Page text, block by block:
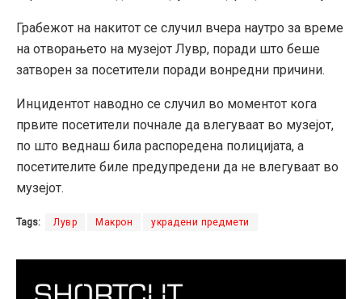
Грабежот на накитот се случил вчера наутро за време
на отворањето на музејот Лувр, поради што беше
затворен за посетители поради вонредни причини.
Инцидентот наводно се случил во моментот кога
првите посетители почнале да влегуваат во музејот,
по што веднаш била распоредена полицијата, а
посетителите биле предупредени да не влегуваат во
музејот.
Tags: Лувр Макрон украдени предмети